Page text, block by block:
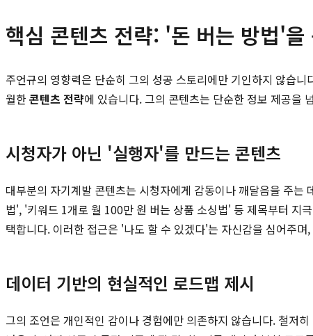
핵심 콘텐츠 전략: '돈 버는 방법'을
주언규의 영향력은 단순히 그의 성공 스토리에만 기인하지 않습
월한콘텐츠 전략에 있습니다. 그의 콘텐츠는 단순한 정보 제공을
시청자가 아닌 '실행자'를 만드는 콘텐츠
대부분의 자기계발 콘텐츠는 시청자에게 감동이나 깨달음을 주는
법', '키워드 1개로 월 100만 원 버는 상품 소싱법' 등 제목부터 지
택합니다. 이러한 접근은 '나도 할 수 있겠다'는 자신감을 심어주
데이터 기반의 현실적인 로드맵 제시
그의 조언은 개인적인 감이나 경험에만 의존하지 않습니다. 철저